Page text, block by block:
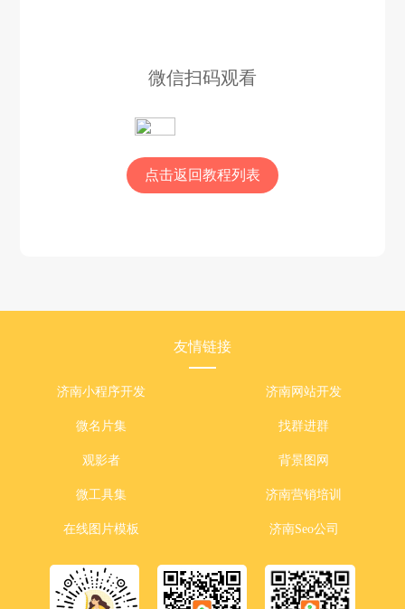
微信扫码观看
点击返回教程列表
友情链接
济南小程序开发 济南网站开发
微名片集 找群进群
观影者 背景图网
微工具集 济南营销培训
在线图片模板 济南Seo公司